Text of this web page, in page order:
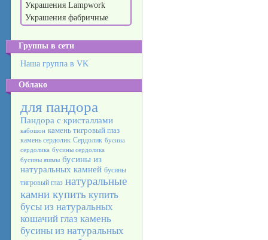
Украшения Lampwork
Украшения фабричные
Группы в сети
Наша группа в VK
Облако
для пандора
Пандора с кристаллами
кабошон камень тигровый глаз
камень сердолик Сердолик бусина
сердолика бусины сердолика
бусины яшмы бусины из
натуральных камней бусины
тигровый глаз натуральные
камни купить купить
бусы из натуральных
кошачий глаз камень
бусины из натуральных